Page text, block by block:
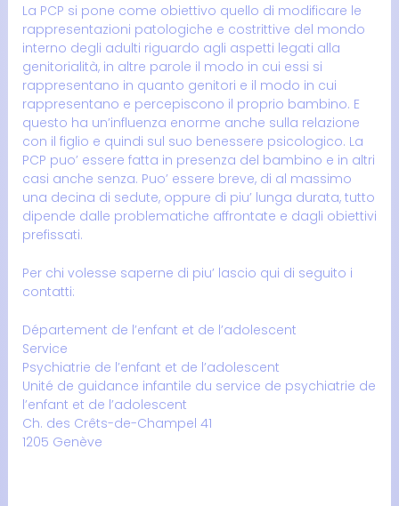
La PCP si pone come obiettivo quello di modificare le
rappresentazioni patologiche e costrittive del mondo
interno degli adulti riguardo agli aspetti legati alla
genitorialità, in altre parole il modo in cui essi si
rappresentano in quanto genitori e il modo in cui
rappresentano e percepiscono il proprio bambino. E
questo ha un’influenza enorme anche sulla relazione
con il figlio e quindi sul suo benessere psicologico. La
PCP puo’ essere fatta in presenza del bambino e in altri
casi anche senza. Puo’ essere breve, di al massimo
una decina di sedute, oppure di piu’ lunga durata, tutto
dipende dalle problematiche affrontate e dagli obiettivi
prefissati.
Per chi volesse saperne di piu’ lascio qui di seguito i
contatti:
Département de l’enfant et de l’adolescent
Service
Psychiatrie de l’enfant et de l’adolescent
Unité de guidance infantile du service de psychiatrie de
l’enfant et de l’adolescent
Ch. des Crêts-de-Champel 41
1205 Genève